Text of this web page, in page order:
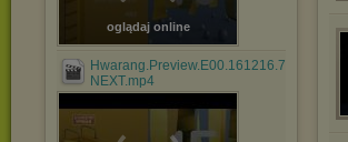
oglądaj online
Hwarang.Preview.E00.161216.720p-
NEXT.mp4